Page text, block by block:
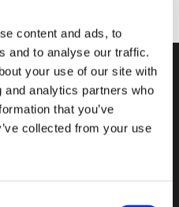
content and ads, to
and to analyse our traffic.
your use of our site with
analytics partners who
that you’ve
collected from your use